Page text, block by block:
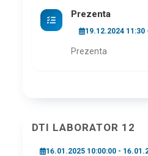
Prezenta
19.12.2024 11:30
Prezenta
DTI LABORATOR 12
16.01.2025 10:00:00 -